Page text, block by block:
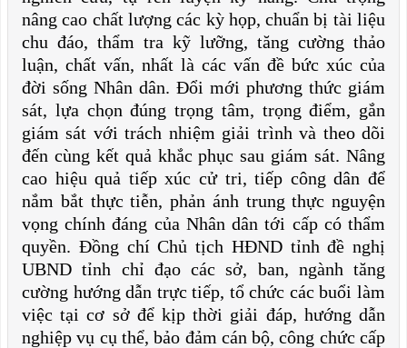
nâng cao chất lượng các kỳ họp, chuẩn bị tài liệu
chu đáo, thẩm tra kỹ lưỡng, tăng cường thảo
luận, chất vấn, nhất là các vấn đề bức xúc của
đời sống Nhân dân. Đổi mới phương thức giám
sát, lựa chọn đúng trọng tâm, trọng điểm, gắn
giám sát với trách nhiệm giải trình và theo dõi
đến cùng kết quả khắc phục sau giám sát. Nâng
cao hiệu quả tiếp xúc cử tri, tiếp công dân để
nắm bắt thực tiễn, phản ánh trung thực nguyện
vọng chính đáng của Nhân dân tới cấp có thẩm
quyền. Đồng chí Chủ tịch HĐND tỉnh đề nghị
UBND tỉnh chỉ đạo các sở, ban, ngành tăng
cường hướng dẫn trực tiếp, tổ chức các buổi làm
việc tại cơ sở để kịp thời giải đáp, hướng dẫn
nghiệp vụ cụ thể, bảo đảm cán bộ, công chức cấp